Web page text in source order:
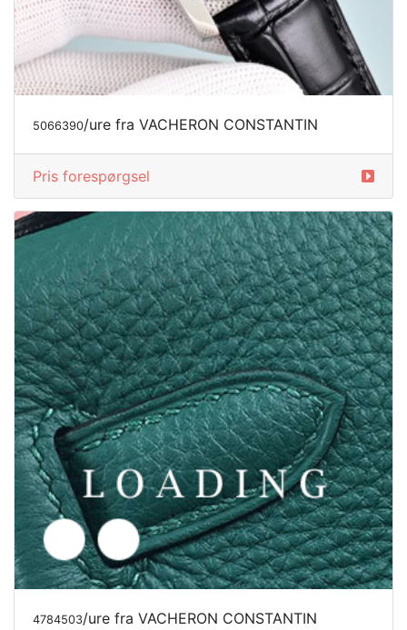
5066390/ure fra VACHERON CONSTANTIN
Pris forespørgsel
4784503/ure fra VACHERON CONSTANTIN